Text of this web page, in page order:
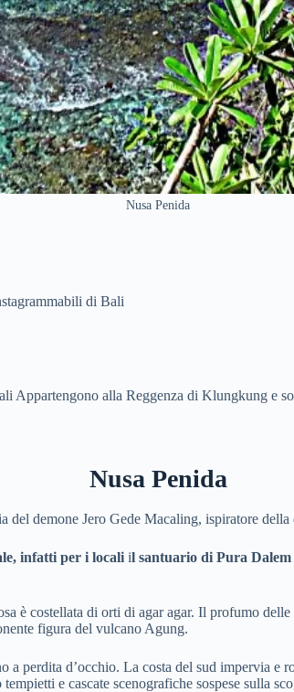
Nusa Penida
di Bali
Appartengono alla Reggenza di Klungkung e
Nusa Penida
demone Jero Gede Macaling, ispiratore della
infatti per i locali il santuario di Pura Dalem
è costellata di orti di agar agar. Il profumo
figura del vulcano Agung.
perdita d’occhio. La costa del sud impervia
e cascate scenografiche sospese sulla